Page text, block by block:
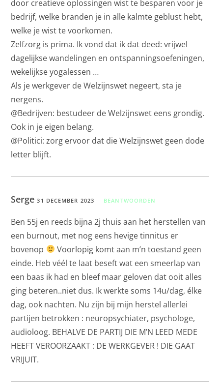
door creatieve oplossingen wist te besparen voor je
bedrijf, welke branden je in alle kalmte geblust hebt,
welke je wist te voorkomen.
Zelfzorg is prima. Ik vond dat ik dat deed: vrijwel
dagelijkse wandelingen en ontspanningsoefeningen,
wekelijkse yogalessen …
Als je werkgever de Welzijnswet negeert, sta je
nergens.
@Bedrijven: bestudeer de Welzijnswet eens grondig.
Ook in je eigen belang.
@Politici: zorg ervoor dat die Welzijnswet geen dode
letter blijft.
Serge31 DECEMBER 2023 BEANTWOORDEN
Ben 55j en reeds bijna 2j thuis aan het herstellen van
een burnout, met nog eens hevige tinnitus er
bovenop
Voorlopig komt aan m’n toestand geen
einde. Heb véél te laat beseft wat een smeerlap van
een baas ik had en bleef maar geloven dat ooit alles
ging beteren..niet dus. Ik werkte soms 14u/dag, élke
dag, ook nachten. Nu zijn bij mijn herstel allerlei
partijen betrokken : neuropsychiater, psychologe,
audioloog. BEHALVE DE PARTIJ DIE M’N LEED MEDE
HEEFT VEROORZAAKT : DE WERKGEVER ! DIE GAAT
VRIJUIT.